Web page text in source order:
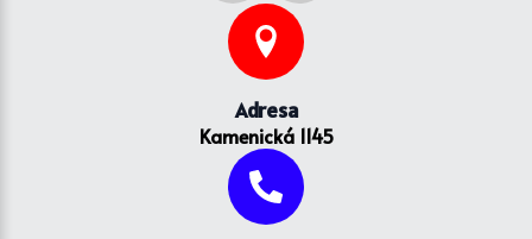
Adresa
Kamenická 1145